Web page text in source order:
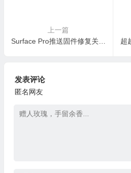
上一篇
发表评论
匿名网友